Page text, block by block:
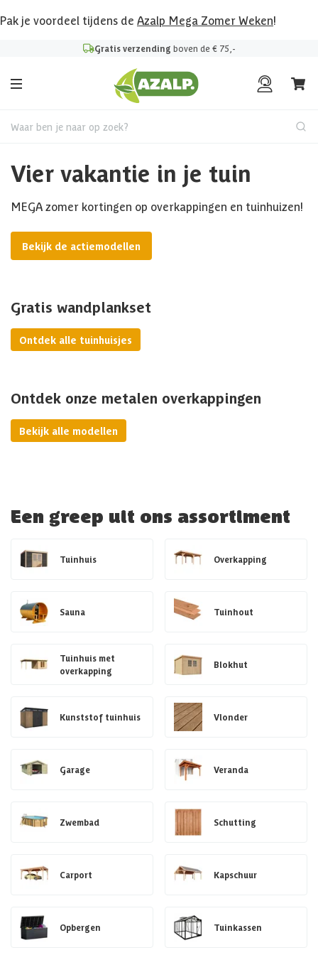
Pak je voordeel tijdens de Azalp Mega Zomer Weken!
Gratis verzending boven de € 75,-
Waar ben je naar op zoek?
Vier vakantie in je tuin
MEGA zomer kortingen op overkappingen en tuinhuizen!
Bekijk de actiemodellen
Gratis wandplankset
Ontdek alle tuinhuisjes
Ontdek onze metalen overkappingen
Bekijk alle modellen
Een greep uit ons assortiment
Tuinhuis Overkapping
Sauna Tuinhout
Tuinhuis met
overkapping
Blokhut
Kunststof tuinhuis Vlonder
Garage Veranda
Zwembad Schutting
Carport Kapschuur
Opbergen Tuinkassen